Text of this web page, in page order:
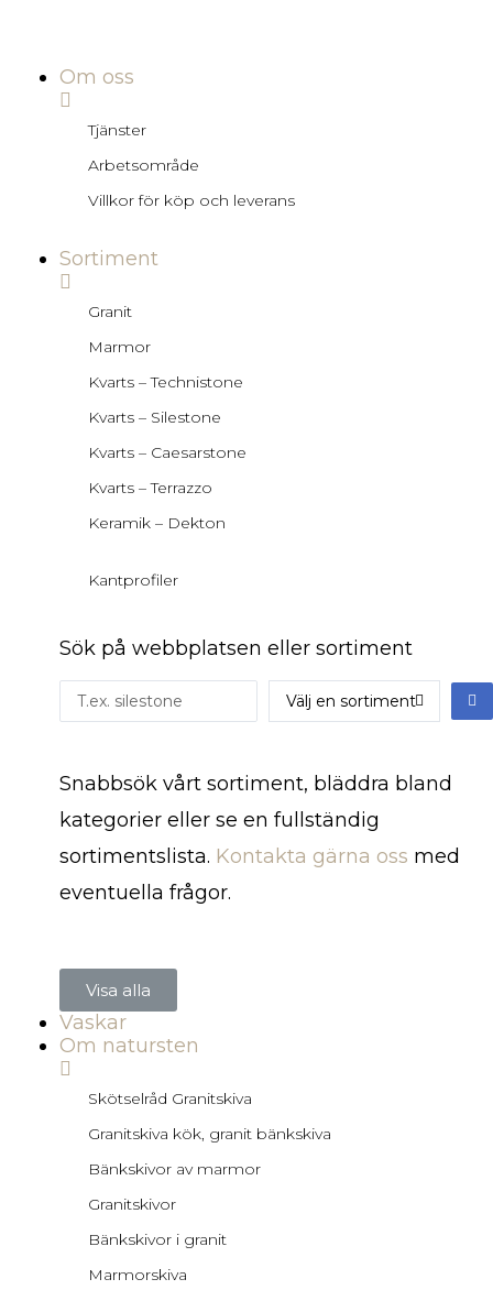
Om oss
Tjänster
Arbetsområde
Villkor för köp och leverans
Sortiment
Granit
Marmor
Kvarts – Technistone
Kvarts – Silestone
Kvarts – Caesarstone
Kvarts – Terrazzo
Keramik – Dekton
Kantprofiler
Sök på webbplatsen eller sortiment
Snabbsök vårt sortiment, bläddra bland
kategorier eller se en fullständig
sortimentslista. Kontakta gärna oss med
eventuella frågor.
Visa alla
Vaskar
Om natursten
Skötselråd Granitskiva
Granitskiva kök, granit bänkskiva
Bänkskivor av marmor
Granitskivor
Bänkskivor i granit
Marmorskiva